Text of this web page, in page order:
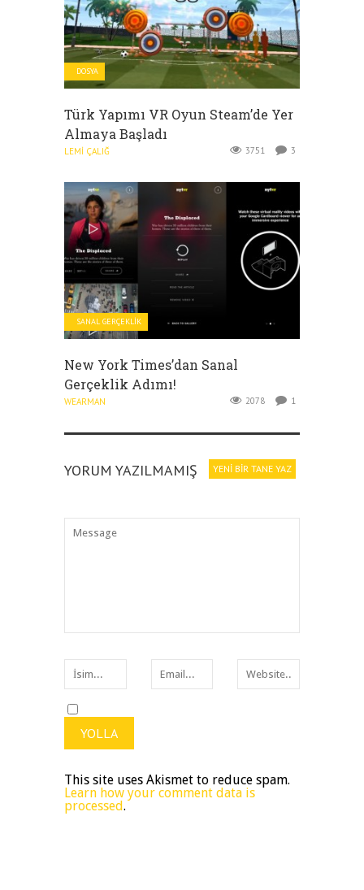
DOSYA
Türk Yapımı VR Oyun Steam’de Yer
Almaya Başladı
LEMI ÇALIĞ 3751 3
SANAL GERÇEKLIK
New York Times’dan Sanal
Gerçeklik Adımı!
WEARMAN 2078 1
YORUM YAZILMAMIŞ YENI BIR TANE YAZ
This site uses Akismet to reduce spam.
Learn how your comment data is
processed.